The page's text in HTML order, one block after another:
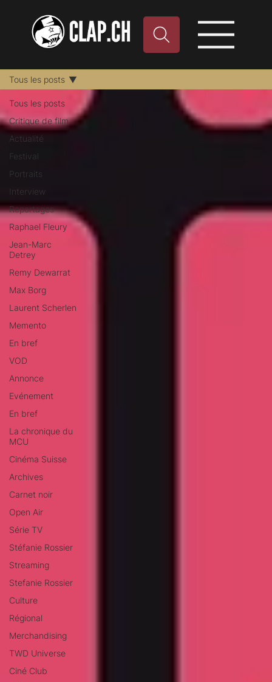
Tous les posts
Critique de film
Actualité
Festival
Portraits
Interview
Reportages
Raphael Fleury
Jean-Marc
Detrey
Remy Dewarrat
Max Borg
Laurent Scherlen
Memento
En bref
VOD
Annonce
Evénement
En bref
La chronique du
MCU
Cinéma Suisse
Archives
Carnet noir
Open Air
Série TV
Stéfanie Rossier
Streaming
Stefanie Rossier
Culture
Régional
Merchandising
TWD Universe
Ciné Club
Tous les posts